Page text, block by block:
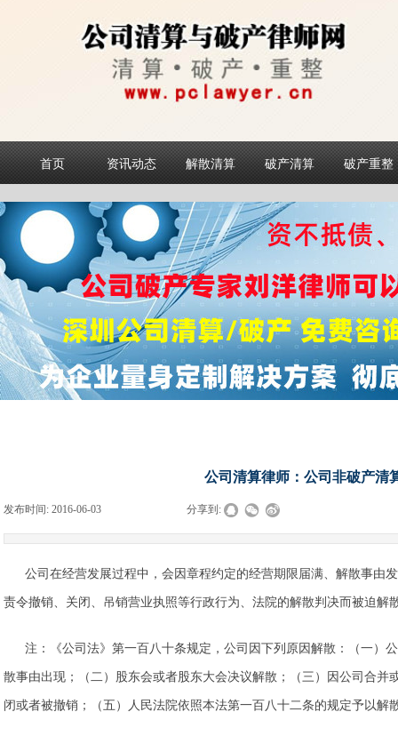
首页 资讯动态 解散清算 破产清算 破产重整
公司清算律师：公司非破产清
发布时间: 2016-06-03 分享到:
公司在经营发展过程中，会因章程约定的经营期限届满、解散事由
责令撤销、关闭、吊销营业执照等行政行为、法院的解散判决而被迫解
注：《公司法》第一百八十条规定，公司因下列原因解散：（一）
散事由出现；（二）股东会或者股东大会决议解散；（三）因公司合
闭或者被撤销；（五）人民法院依照本法第一百八十二条的规定予以解